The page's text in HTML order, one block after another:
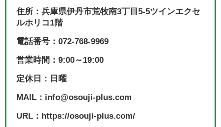
住所：兵庫県伊丹市荒牧南3丁目5-5ツインエクセ
ルホリコ1階
電話番号：072-768-9969
営業時間：9:00～19:00
定休日：日曜
MAIL：info@osouji-plus.com
URL：https://osouji-plus.com/